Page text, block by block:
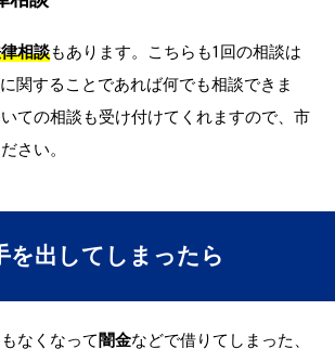
相談もあります。こちらも1回の相談は
関することであれば何でも相談できま
ての相談も受け付けてくれますので、市
さい。
を出してしまったら
なくなって 闇金などで借りてしまった、